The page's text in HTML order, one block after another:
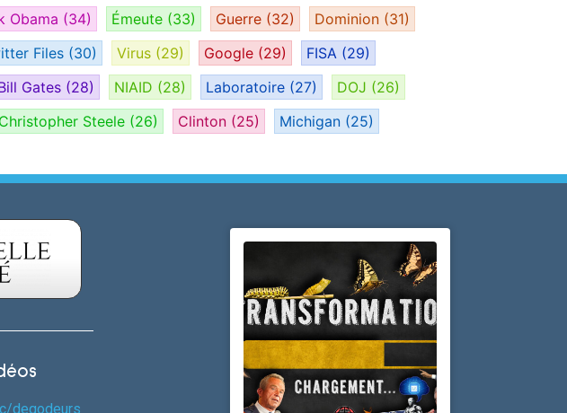
Obama (34) Émeute (33) Guerre (32) Dominion (31)
Files (30) Virus (29) Google (29) FISA (29)
Gates (28) NIAID (28) Laboratoire (27) DOJ (26)
Christopher Steele (26) Clinton (25) Michigan (25)
deqodeurs